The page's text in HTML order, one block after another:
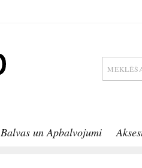
Balvas un Apbalvojumi